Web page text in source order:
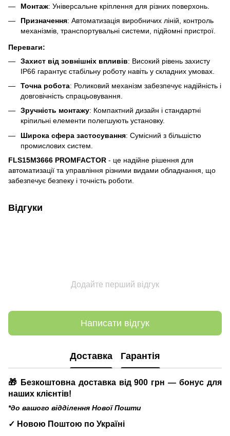
Монтаж: Універсальне кріплення для різних поверхонь.
Призначення: Автоматизація виробничих ліній, контроль
механізмів, транспортувальні системи, підйомні пристрої.
Переваги:
Захист від зовнішніх впливів: Високий рівень захисту
IP66 гарантує стабільну роботу навіть у складних умовах.
Точна робота: Роликовий механізм забезпечує надійність і
довговічність спрацьовування.
Зручність монтажу: Компактний дизайн і стандартні
кріпильні елементи полегшують установку.
Широка сфера застосування: Сумісний з більшістю
промислових систем.
FLS15M3666 PROMFACTOR - це надійне рішення для
автоматизації та управління різними видами обладнання, що
забезпечує безпеку і точність роботи.
Відгуки
Додайте перший відгук
Написати відгук
Доставка Гарантія
🎁 Безкоштовна доставка від 900 грн — бонус для
наших клієнтів!
*до вашого відділення Нової Пошти
✓ Новою Поштою по Україні